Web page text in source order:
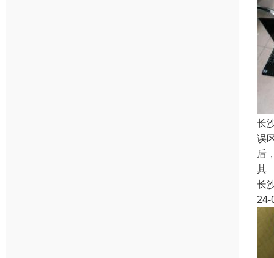
长
误
后
其
长
24-